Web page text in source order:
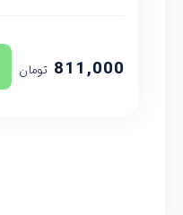
811,000 تومان